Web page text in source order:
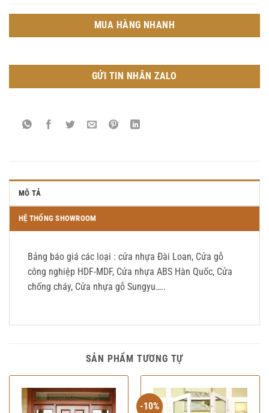
MUA HÀNG NHANH
GỬI TIN NHẮN ZALO
MÔ TẢ
HỆ THỐNG SHOWROOM
Bảng báo giá các loại : cửa nhựa Đài Loan, Cửa gỗ
công nghiệp HDF-MDF, Cửa nhựa ABS Hàn Quốc, Cửa
chống cháy, Cửa nhựa gỗ Sungyu…..
SẢN PHẨM TƯƠNG TỰ
-10%